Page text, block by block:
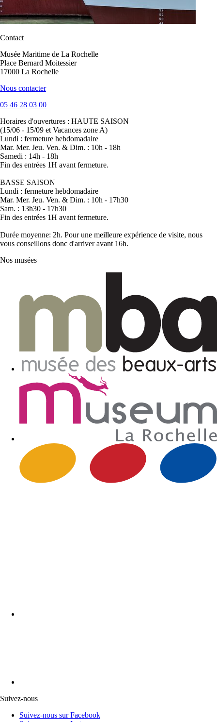
Contact
Musée Maritime de La Rochelle
Place Bernard Moitessier
17000 La Rochelle
Nous contacter
05 46 28 03 00
Horaires d'ouvertures : HAUTE SAISON
(15/06 - 15/09 et Vacances zone A)
Lundi : fermeture hebdomadaire
Mar. Mer. Jeu. Ven. & Dim. : 10h - 18h
Samedi : 14h - 18h
Fin des entrées 1H avant fermeture.
BASSE SAISON
Lundi : fermeture hebdomadaire
Mar. Mer. Jeu. Ven. & Dim. : 10h - 17h30
Sam. : 13h30 - 17h30
Fin des entrées 1H avant fermeture.
Durée moyenne: 2h. Pour une meilleure expérience de visite, nous
vous conseillons donc d'arriver avant 16h.
Nos musées
Suivez-nous
Suivez-nous sur Facebook